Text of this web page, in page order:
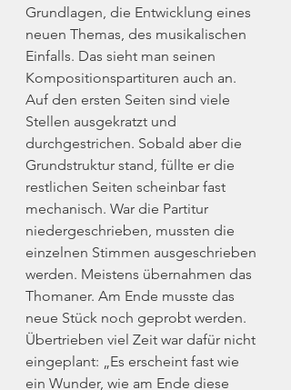
Grundlagen, die Entwicklung eines
neuen Themas, des musikalischen
Einfalls. Das sieht man seinen
Kompositionspartituren auch an.
Auf den ersten Seiten sind viele
Stellen ausgekratzt und
durchgestrichen. Sobald aber die
Grundstruktur stand, füllte er die
restlichen Seiten scheinbar fast
mechanisch. War die Partitur
niedergeschrieben, mussten die
einzelnen Stimmen ausgeschrieben
werden. Meistens übernahmen das
Thomaner. Am Ende musste das
neue Stück noch geprobt werden.
Übertrieben viel Zeit war dafür nicht
eingeplant: „Es erscheint fast wie
ein Wunder, wie am Ende diese